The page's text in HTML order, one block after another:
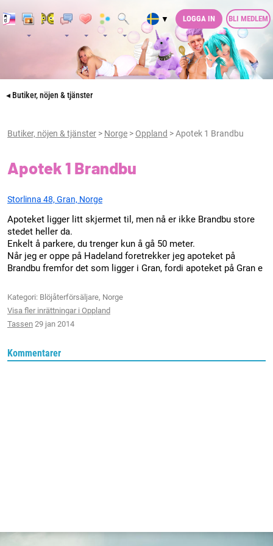
▼ LOGGA IN BLI MEDLEM
◂ Butiker, nöjen & tjänster
Butiker, nöjen & tjänster > Norge > Oppland > Apotek 1 Brandbu
Apotek 1 Brandbu
Storlinna 48, Gran, Norge
Apoteket ligger litt skjermet til, men nå er ikke Brandbu store
stedet heller da.
Enkelt å parkere, du trenger kun å gå 50 meter.
Når jeg er oppe på Hadeland foretrekker jeg apoteket på
Brandbu fremfor det som ligger i Gran, fordi apoteket på Gran e
Kategori: Blöjåterförsäljare, Norge
Visa fler inrättningar i Oppland
Tassen 29 jan 2014
Kommentarer